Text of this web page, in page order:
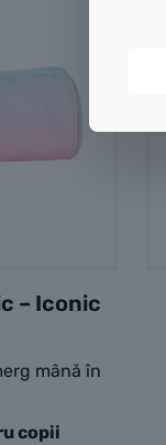
– Iconic
mână în
copii